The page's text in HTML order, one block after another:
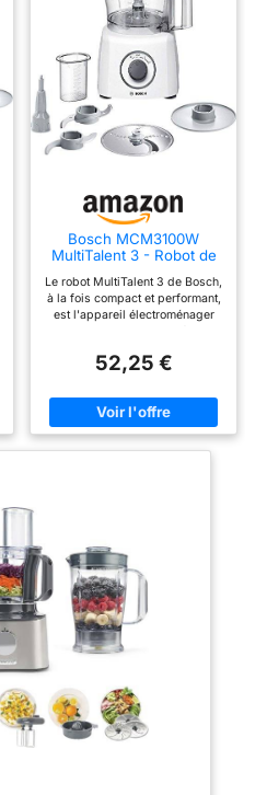
capacité de traitement
allant jusqu'à 2,4 kg de
pâte mélangée ou 1,7 kg
de pâte à levure. 3D
PlanetaryMixing : pour
mélanger rapidement et
parfaitement tous les
niveaux de travail sont
disponibles pour les
grandes tâches.
Accessoires inclus :
ensemble de fouet, fouet
et crochet pétrisseur
parfaite. Fabriqué en
au lave-vaisselle.
Eminceur avec 3 disques
pour couper et râper
Bosch MCM3100W
MultiTalent 3 - Robot de
Le robot MultiTalent 3 de Bosch,
à la fois compact et performant,
est l'appareil électroménager
recettes, même les plus
extrêmement compact le rend
adapté même aux cuisines les
plus petites / Installation facile
puissance de 800 W La grande
capacité du bol de 2,3 L permet
de préparer jusqu'à 0,8 kg de
pâte à gâteau ; Couteau
multifonctions inox et disque
réversible pour râper et émincer
Livraison : 1 x Bosch MultiTalent
3 robot de cuisine ; Robot
multifonctions pour réaliser plus
de 20 tâches différentes ; Avec
accessoires de série ; Couleur :
Blanc/Gris
52,25 €